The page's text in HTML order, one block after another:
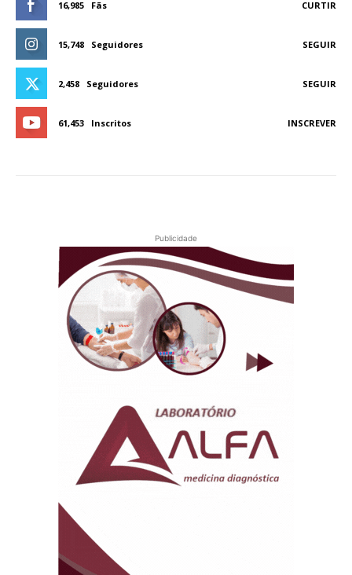
16,985 Fãs CURTIR
15,748 Seguidores SEGUIR
2,458 Seguidores SEGUIR
61,453 Inscritos INSCREVER
Publicidade